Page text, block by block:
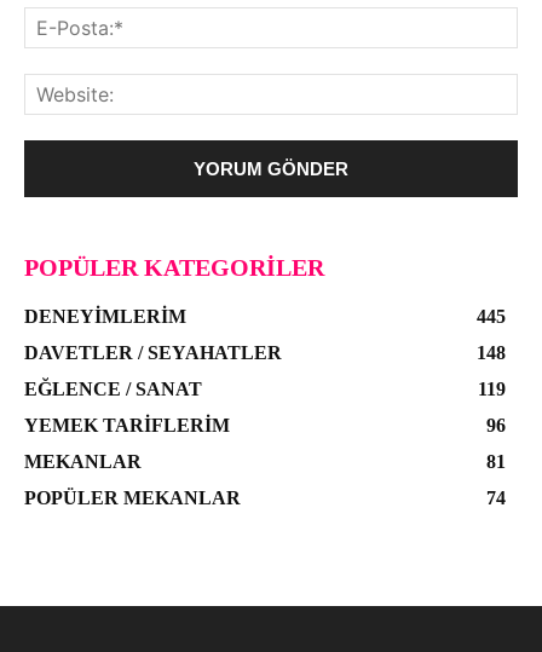
POPÜLER KATEGORILER
DENEYIMLERIM
445
DAVETLER / SEYAHATLER
148
EĞLENCE / SANAT
119
YEMEK TARIFLERIM
96
MEKANLAR
81
POPÜLER MEKANLAR
74